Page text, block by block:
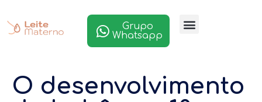
Grupo
Whatsapp
O desenvolvimento